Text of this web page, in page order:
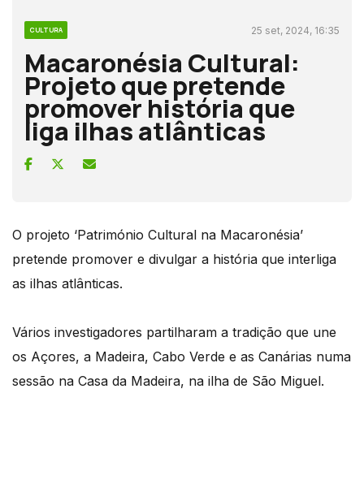
CULTURA 25 set, 2024, 16:35
Macaronésia Cultural:
Projeto que pretende
promover história que
liga ilhas atlânticas
O projeto ‘Património Cultural na Macaronésia’
pretende promover e divulgar a história que interliga
as ilhas atlânticas.
Vários investigadores partilharam a tradição que une
os Açores, a Madeira, Cabo Verde e as Canárias numa
sessão na Casa da Madeira, na ilha de São Miguel.